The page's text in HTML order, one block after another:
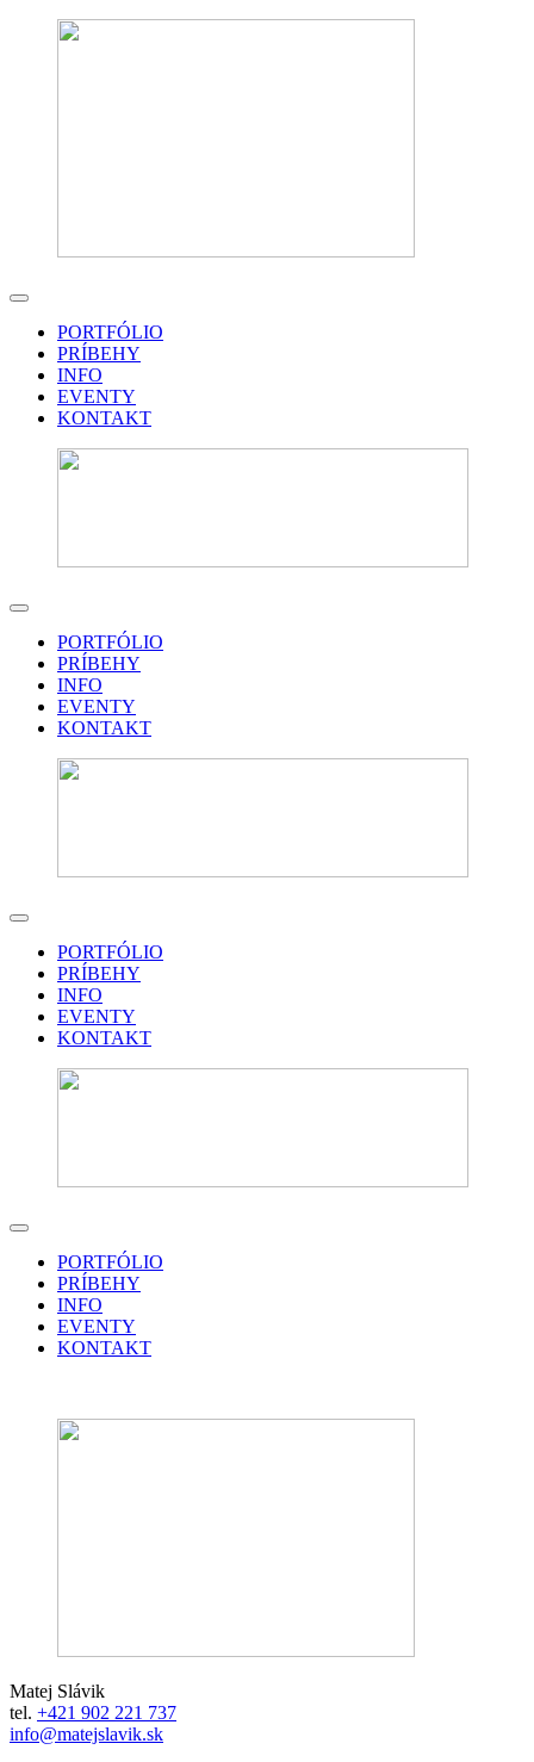
PORTFÓLIO
PRÍBEHY
INFO
EVENTY
KONTAKT
PORTFÓLIO
PRÍBEHY
INFO
EVENTY
KONTAKT
PORTFÓLIO
PRÍBEHY
INFO
EVENTY
KONTAKT
PORTFÓLIO
PRÍBEHY
INFO
EVENTY
KONTAKT
Matej Slávik
tel. +421 902 221 737
info@matejslavik.sk